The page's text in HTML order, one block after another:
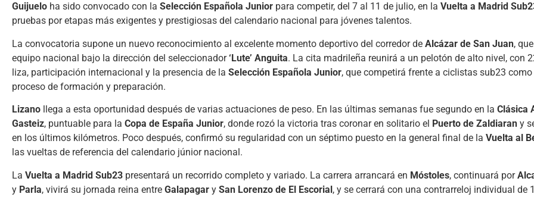
Guijuelo ha sido convocado con la Selección Española Junior para competir, del 7 al 11 de julio, en la Vuelta a Madrid
pruebas por etapas más exigentes y prestigiosas del calendario nacional para jóvenes talentos.
La convocatoria supone un nuevo reconocimiento al excelente momento deportivo del corredor de Alcázar de San Juan,
equipo nacional bajo la dirección del seleccionador‘Lute’ Anguita. La cita madrileña reunirá a un pelotón de alto nivel, con
liza, participación internacional y la presencia de la Selección Española Junior, que competirá frente a ciclistas sub23
proceso de formación y preparación.
Lizano llega a esta oportunidad después de varias actuaciones de peso. En las últimas semanas fue segundo en la Clásica
Gasteiz, puntuable para la Copa de España Junior, donde rozó la victoria tras coronar en solitario el Puerto de Zaldiaran y
en los últimos kilómetros. Poco después, confirmó su regularidad con un séptimo puesto en la general final de la Vuelta al
las vueltas de referencia del calendario júnior nacional.
La Vuelta a Madrid Sub23 presentará un recorrido completo y variado. La carrera arrancará en Móstoles, continuará por
y Parla, vivirá su jornada reina entre Galapagar y San Lorenzo de El Escorial, y se cerrará con una contrarreloj individual de